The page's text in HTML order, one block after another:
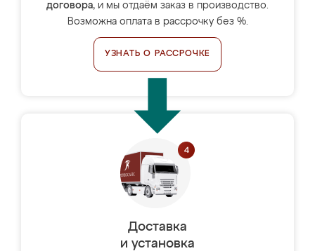
договора, и мы отдаём заказ в производство.
Возможна оплата в рассрочку без %.
УЗНАТЬ О РАССРОЧКЕ
Доставка
и установка